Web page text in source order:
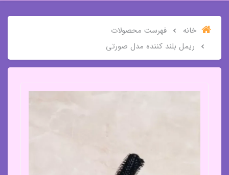
خانه
فهرست محصولات
ریمل بلند کننده مدل صورتی